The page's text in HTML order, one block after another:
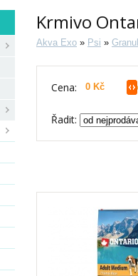
Krmivo
Akva Exo » Psi »
Cena:
Řadit: